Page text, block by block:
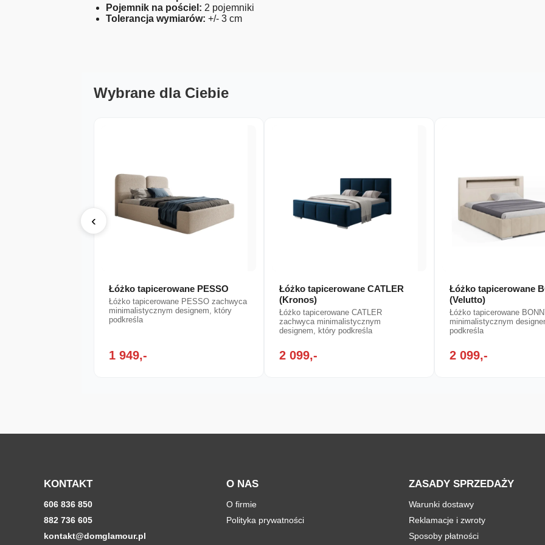
Pojemnik na pościel: 2 pojemniki
Tolerancja wymiarów: +/- 3 cm
Wybrane dla Ciebie
‹
Łóżko tapicerowane PESSO
Łóżko tapicerowane PESSO zachwyca
minimalistycznym designem, który
podkreśla
1 949,-
Łóżko tapicerowane CATLER
(Kronos)
Łóżko tapicerowane CATLER
zachwyca minimalistycznym
designem, który podkreśla
2 099,-
Łóżko tapicerowane
(Velutto)
Łóżko tapicerowane
minimalistycznym
podkreśla
2 099,-
KONTAKT
606 836 850
882 736 605
kontakt@domglamour.pl
O NAS
O firmie
Polityka prywatności
ZASADY SPRZEDAŻY
Warunki dostawy
Reklamacje i zwroty
Sposoby płatności